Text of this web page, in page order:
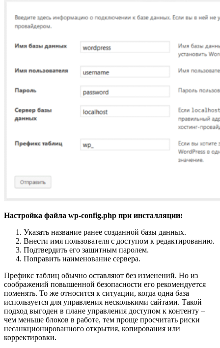
Настройка файла wp-config.php при инсталляции:
Указать название ранее созданной базы данных.
Внести имя пользователя с доступом к редактированию.
Подтвердить его защитным паролем.
Поправить наименование сервера.
Префикс таблиц обычно оставляют без изменений. Но из
соображений повышенной безопасности его рекомендуется
поменять. То же относится к ситуации, когда одна база
используется для управления несколькими сайтами. Такой
подход выгоден в плане управления доступом к контенту –
чем меньше блоков в работе, тем проще просчитать риски
несанкционированного открытия, копирования или
корректировки.